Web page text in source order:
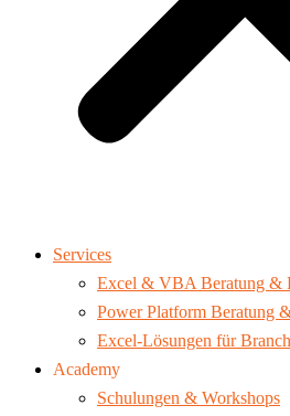
Services
Excel & VBA Beratung &
Power Platform Beratung
Excel-Lösungen für
Academy
Schulungen & Workshops